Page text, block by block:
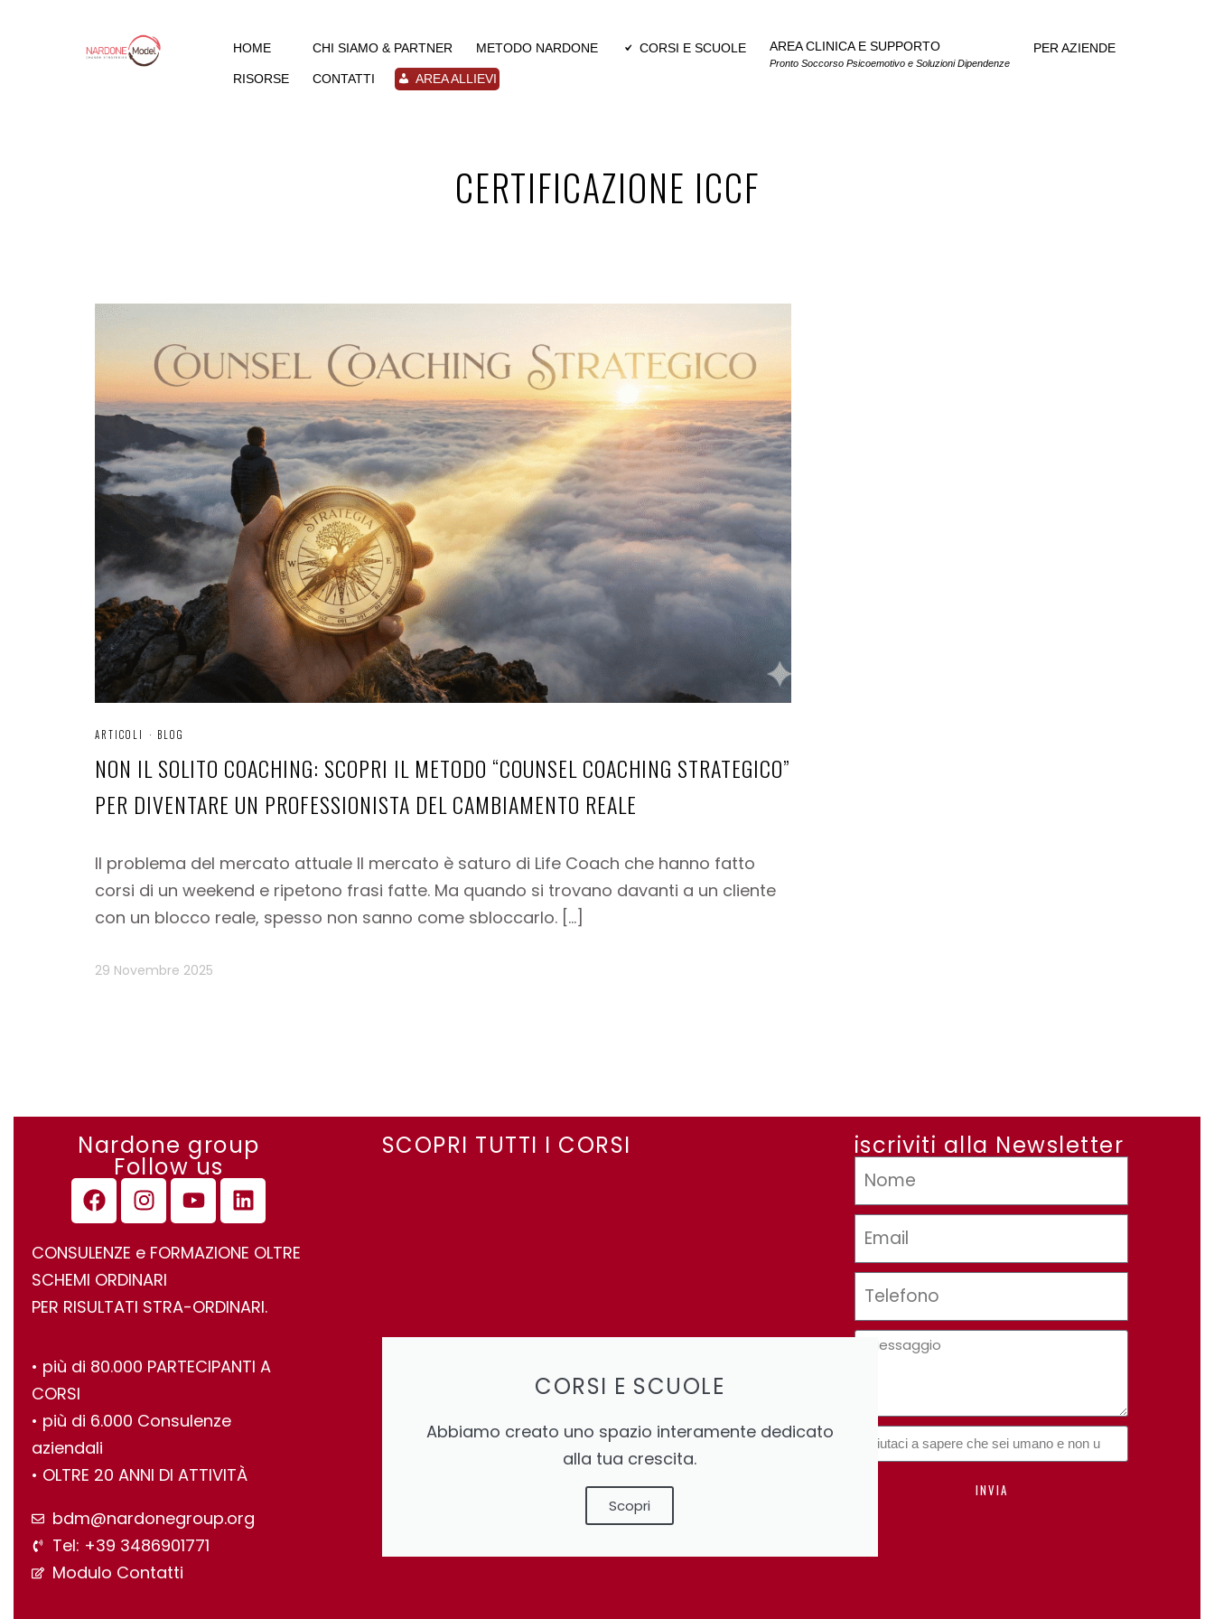
HOME CHI SIAMO & PARTNER METODO NARDONE CORSI E SCUOLE AREA CLINICA E SUPPORTO
Pronto Soccorso Psicoemotivo e Soluzioni Dipendenze
PER AZIENDE
RISORSE CONTATTI AREA ALLIEVI
CERTIFICAZIONE ICCF
ARTICOLI · BLOG
NON IL SOLITO COACHING: SCOPRI IL METODO “COUNSEL COACHING STRATEGICO”
PER DIVENTARE UN PROFESSIONISTA DEL CAMBIAMENTO REALE
Il problema del mercato attuale Il mercato è saturo di Life Coach che hanno fatto
corsi di un weekend e ripetono frasi fatte. Ma quando si trovano davanti a un cliente
con un blocco reale, spesso non sanno come sbloccarlo. […]
29 Novembre 2025
Nardone group
Follow us
CONSULENZE e FORMAZIONE OLTRE
SCHEMI ORDINARI
PER RISULTATI STRA-ORDINARI.
•⁠ ⁠più di 80.000 PARTECIPANTI A
CORSI
•⁠ ⁠più di 6.000 Consulenze
aziendali
•⁠ ⁠OLTRE 20 ANNI DI ATTIVITÀ
bdm@nardonegroup.org
Tel: +39 3486901771
Modulo Contatti
SCOPRI TUTTI I CORSI
CORSI E SCUOLE
Abbiamo creato uno spazio interamente dedicato
alla tua crescita.
Scopri
iscriviti alla Newsletter
INVIA